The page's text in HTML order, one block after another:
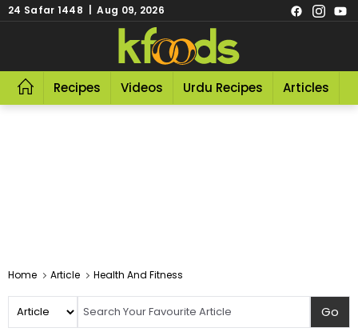
24 Safar 1448 | Aug 09, 2026
Recipes Videos Urdu Recipes Articles
Home Article Health And Fitness